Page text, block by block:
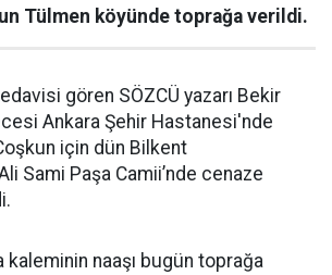
Tülmen köyünde toprağa verildi.
gören SÖZCÜ yazarı Bekir
Ankara Şehir Hastanesi'nde
için dün Bilkent
Sami Paşa Camii’nde cenaze
kaleminin naaşı bugün toprağa